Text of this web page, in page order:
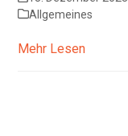
Allgemeines
Mehr Lesen